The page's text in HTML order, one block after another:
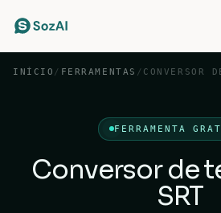
INÍCIO / FERRAMENTAS /
FERRAMENTA
Conversor de
SRT